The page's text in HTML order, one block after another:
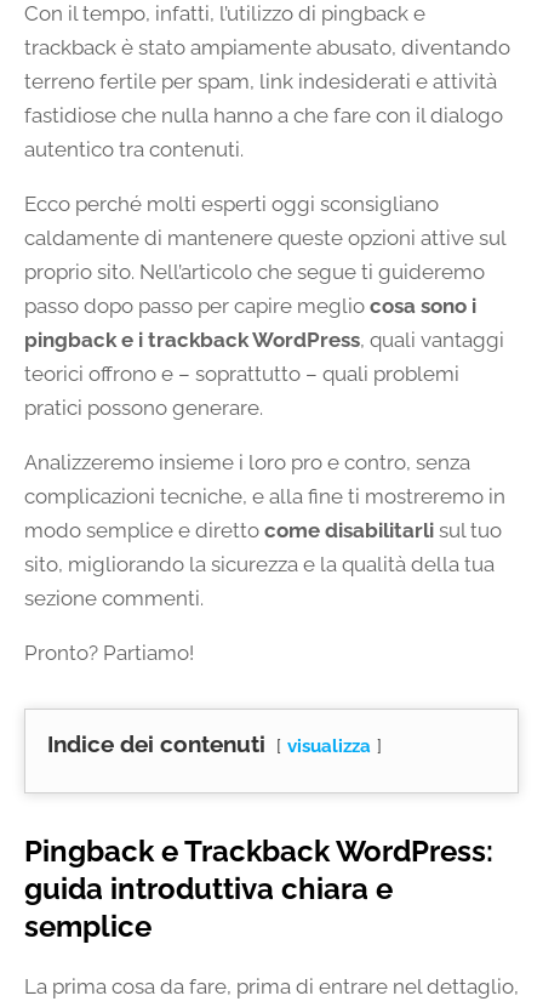
Con il tempo, infatti, l’utilizzo di pingback e
trackback è stato ampiamente abusato, diventando
terreno fertile per spam, link indesiderati e attività
fastidiose che nulla hanno a che fare con il dialogo
autentico tra contenuti.
Ecco perché molti esperti oggi sconsigliano
caldamente di mantenere queste opzioni attive sul
proprio sito. Nell’articolo che segue ti guideremo
passo dopo passo per capire meglio cosa sono i
pingback e i trackback WordPress, quali vantaggi
teorici offrono e – soprattutto – quali problemi
pratici possono generare.
Analizzeremo insieme i loro pro e contro, senza
complicazioni tecniche, e alla fine ti mostreremo in
modo semplice e diretto come disabilitarli sul tuo
sito, migliorando la sicurezza e la qualità della tua
sezione commenti.
Pronto? Partiamo!
Indice dei contenuti visualizza
Pingback e Trackback WordPress:
guida introduttiva chiara e
semplice
La prima cosa da fare, prima di entrare nel dettaglio,